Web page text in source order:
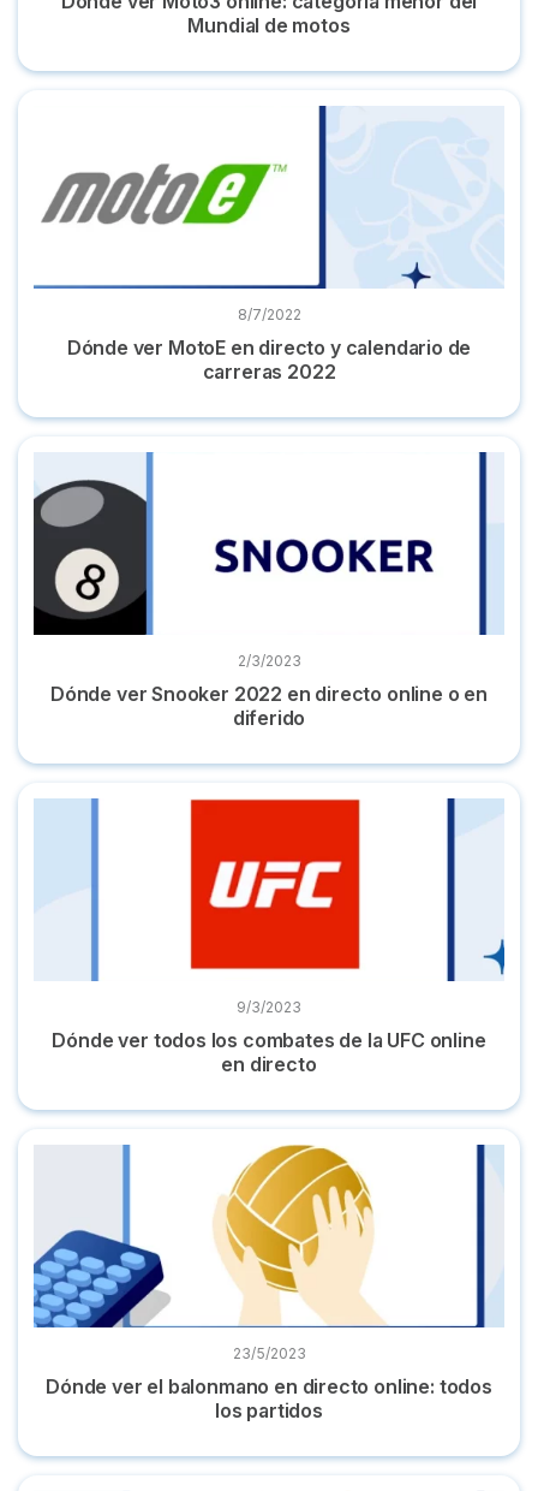
Mundial de motos
Dónde ver MotoE en directo y calendario de carreras 2022
8/7/2022
Dónde ver MotoE en directo y calendario de
carreras 2022
Dónde ver Snooker 2022 en directo online o en diferido
2/3/2023
Dónde ver Snooker 2022 en directo online o en
diferido
Dónde ver todos los combates de la UFC online en directo
9/3/2023
Dónde ver todos los combates de la UFC online
en directo
Dónde ver el balonmano en directo online: todos los
23/5/2023
Dónde ver el balonmano en directo online: todos
los partidos